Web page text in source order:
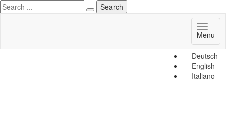
Deutsch
English
Italiano
Menu